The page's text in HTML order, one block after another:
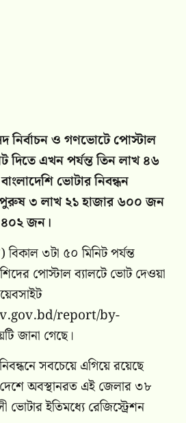
নির্বাচন ও গণভোটে পোস্টাল
দিতে এখন পর্যন্ত তিন লাখ ৪৬
ভোটার নিবন্ধন
৩ লাখ ২১ হাজার ৬০০ জন
৪০২ জন।
৩টা ৫০ মিনিট পর্যন্ত
পোস্টাল ব্যালটে ভোট দেওয়া
report/by-
জানা গেছে।
সবচেয়ে এগিয়ে রয়েছে
দেশে অবস্থানরত এই জেলার ৩৮
ভোটার ইতিমধ্যে রেজিস্ট্রেশন